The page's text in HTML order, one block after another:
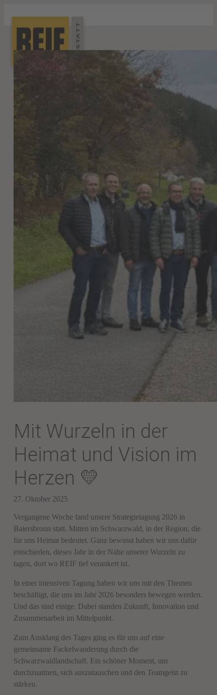
Mit Wurzeln in der
Heimat und Vision im
Herzen 💛
27. Oktober 2025
Vergangene Woche fand unsere Strategietagung 2026 in
Baiersbronn statt. Mitten im Schwarzwald, in der Region, die
für uns Heimat bedeutet. Ganz bewusst haben wir uns dafür
entschieden, dieses Jahr in der Nähe unserer Wurzeln zu
tagen, dort wo REIF tief verankert ist.
In einer intensiven Tagung haben wir uns mit den Themen
beschäftigt, die uns im Jahr 2026 besonders bewegen werden.
Und das sind einige. Dabei standen Zukunft, Innovation und
Zusammenarbeit im Mittelpunkt.
Zum Ausklang des Tages ging es für uns auf eine
gemeinsame Fackelwanderung durch die
Schwarzwaldlandschaft. Ein schöner Moment, um
durchzuatmen, sich auszutauschen und den Teamgeist zu
stärken.